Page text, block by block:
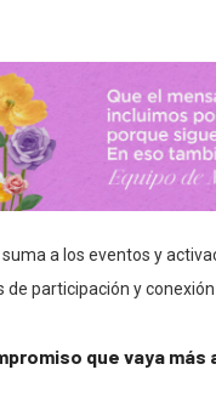
suma a los eventos y
de participación y
que vaya más